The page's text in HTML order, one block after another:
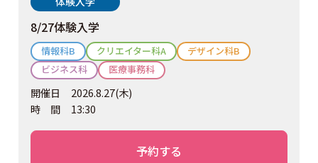
8/27体験入学
情報科B クリエイター科A
デザイン科B
ビジネス科
医療事務科
開催日
2026.8.27(木)
時間
13:30
予約する